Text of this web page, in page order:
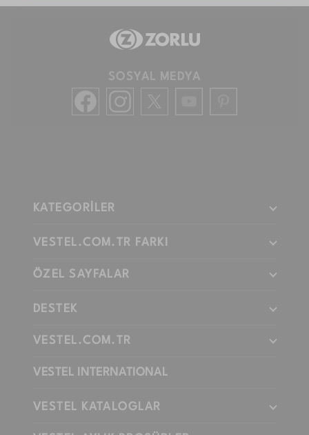
SOSYAL MEDYA
KATEGORİLER
VESTEL.COM.TR FARKI
ÖZEL SAYFALAR
DESTEK
VESTEL.COM.TR
VESTEL INTERNATIONAL
VESTEL KATALOGLAR